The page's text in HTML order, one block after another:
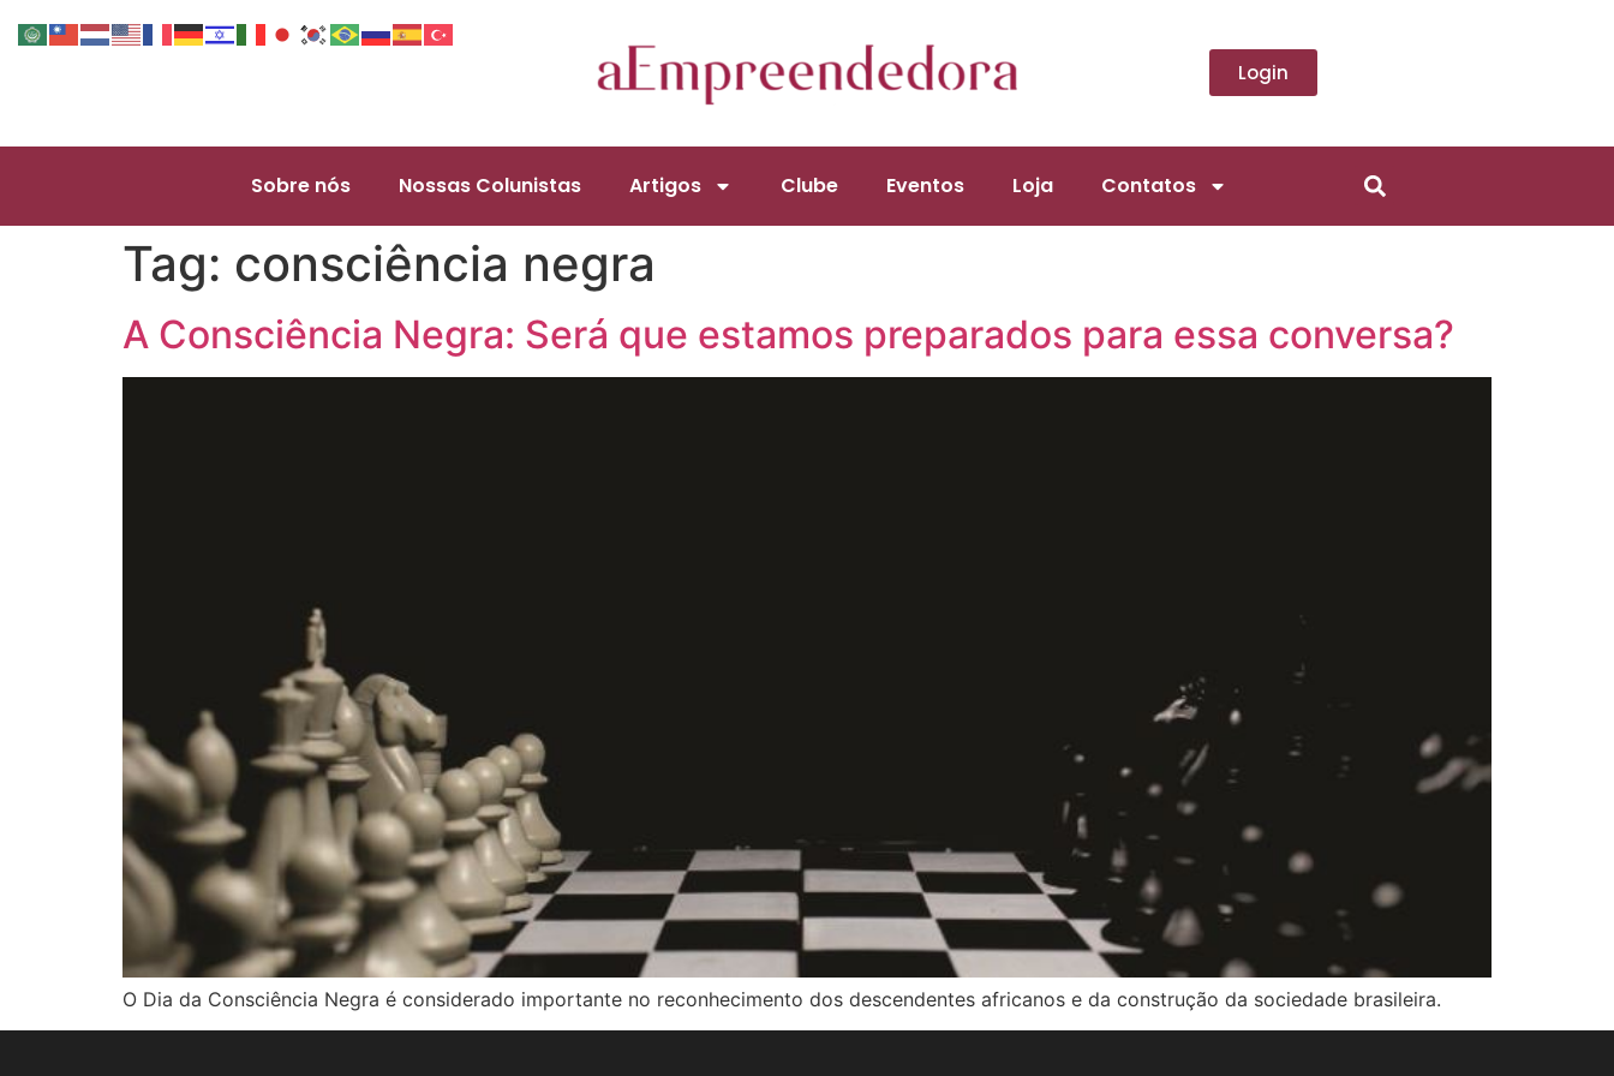
Login
Sobre nós Nossas Colunistas Artigos Clube Eventos Loja Contatos
Tag: consciência negra
A Consciência Negra: Será que estamos preparados para essa conversa?
O Dia da Consciência Negra é considerado importante no reconhecimento dos descendentes africanos e da construção da sociedade brasileira.